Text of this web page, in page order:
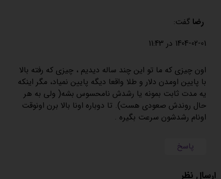
رضا گفت:
1404-02-01 در 11:43
اون چیزی که ما تو این چند ساله دیدیم ، چیزی که رفته بالا
با پایین اومدن دلار و طلا واقعا دیگه پایین نمیاد، مگر اینکه
یه مدت ثابت بمونه یا رشدش نامحسوس بشه( ولی به هر
حال روندش صعودی هست). تا دوباره اونا بالا برن اونوقت
اونام رشدشون سرعت بگیره .
پاسخ
ارسال نظر